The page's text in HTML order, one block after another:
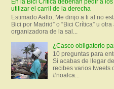
En la Bici Crítica deberían pedir a
utilizar el carril de la derecha
Estimado Aalto, Me dirijo a ti al no
Bici por Madrid” o “Bici Crítica” u
organizadora de la sal...
¿Casco obligatorio
10 preguntas para
Si acabas de llegar
recibes varios tweets
#noalca...